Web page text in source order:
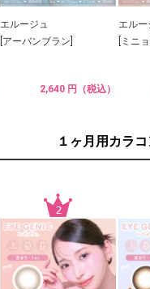
エルージュ
[アーバンブラン]
2,640 円（税込）
エルー
[ミニ
１ヶ月用カラ